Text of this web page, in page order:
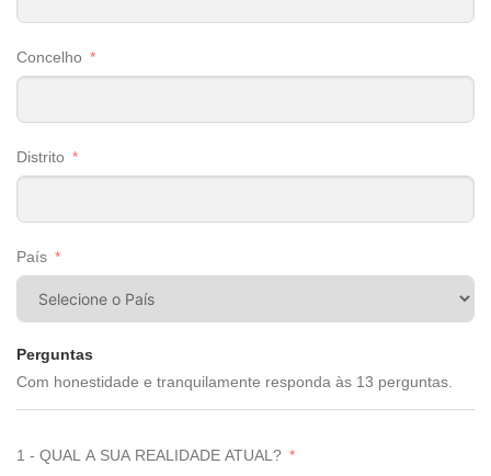
Concelho
Distrito
País
Perguntas
Com honestidade e tranquilamente responda às 13 perguntas.
1 - QUAL A SUA REALIDADE ATUAL?